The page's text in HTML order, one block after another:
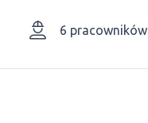
6 pracowników